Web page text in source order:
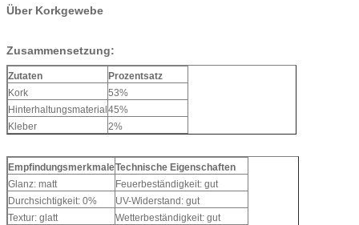
Über Korkgewebe
Zusammensetzung:
Zutaten
Prozentsatz
Kork
53%
Hinterhaltungsmaterial 45%
Kleber
2%
EmpfindungsmerkmaleTechnische Eigenschaften
Glanz: matt
Feuerbeständigkeit: gut
Durchsichtigkeit: 0%
UV-Widerstand: gut
Textur: glatt
Wetterbeständigkeit: gut